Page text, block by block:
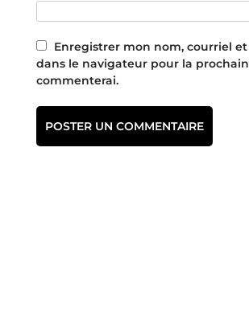
Enregistrer mon nom, courriel
dans le navigateur pour la
commenterai.